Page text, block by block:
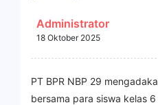
Administrator
18 Oktober 2025
PT BPR NBP 29
bersama para siswa kelas